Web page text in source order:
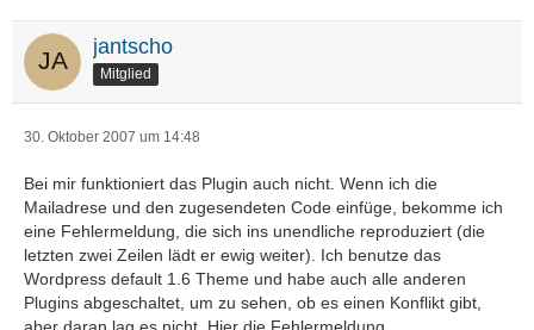
jantscho
Mitglied
30. Oktober 2007 um 14:48
Bei mir funktioniert das Plugin auch nicht. Wenn ich die
Mailadrese und den zugesendeten Code einfüge, bekomme ich
eine Fehlermeldung, die sich ins unendliche reproduziert (die
letzten zwei Zeilen lädt er ewig weiter). Ich benutze das
Wordpress default 1.6 Theme und habe auch alle anderen
Plugins abgeschaltet, um zu sehen, ob es einen Konflikt gibt,